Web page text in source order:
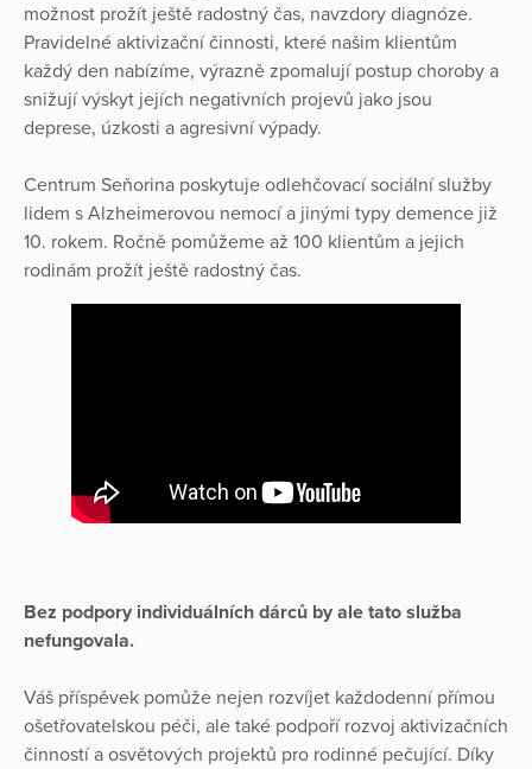
možnost prožít ještě radostný čas, navzdory diagnóze.
Pravidelné aktivizační činnosti, které našim klientům
každý den nabízíme, výrazně zpomalují postup choroby a
snižují výskyt jejích negativních projevů jako jsou
deprese, úzkosti a agresivní výpady.
Centrum Seňorina poskytuje odlehčovací sociální služby
lidem s Alzheimerovou nemocí a jinými typy demence již
10. rokem. Ročně pomůžeme až 100 klientům a jejich
rodinám prožít ještě radostný čas.
Bez podpory individuálních dárců by ale tato služba
nefungovala.
Váš příspěvek pomůže nejen rozvíjet každodenní přímou
ošetřovatelskou péči, ale také podpoří rozvoj aktivizačních
činností a osvětových projektů pro rodinné pečující. Díky